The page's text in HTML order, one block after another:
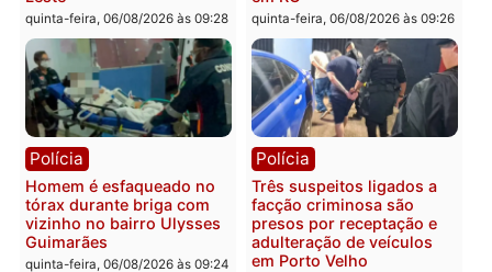
Polícia
Tragédia na BR-364:
colisão entre caminhão e
carro deixa quatro mortos
em Porto Velho
quinta-feira, 06/08/2026 às 20:51
Política
Ministro Dias Tofolli , do
TSE, determina
e processamento da
que pode levar à perda
mandato da prefeita de
Pimenta Bueno
quinta-feira, 06/08/2026 às